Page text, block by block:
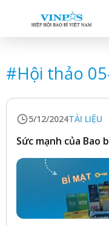
#Hội thảo
5/12/2024TÀI LIỆU
Sức mạnh của Bao